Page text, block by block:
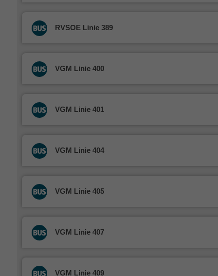
RVSOE Linie 389
VGM Linie 400
VGM Linie 401
VGM Linie 404
VGM Linie 405
VGM Linie 407
VGM Linie 409